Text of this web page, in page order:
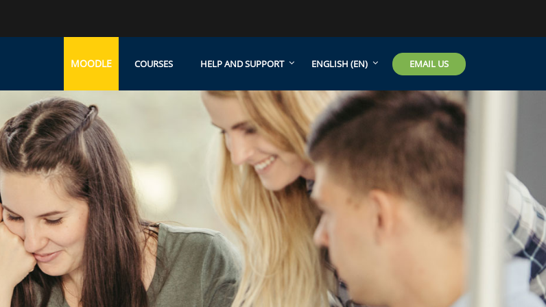
MOODLE COURSES HELP AND SUPPORT ENGLISH ‎(EN)‎ EMAIL US